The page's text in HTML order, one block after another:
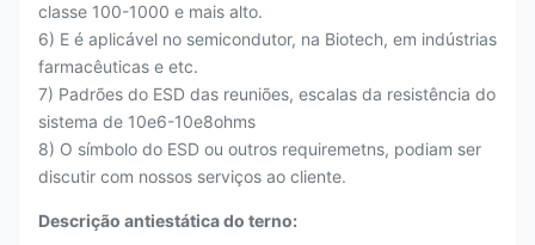
classe 100-1000 e mais alto.
6) E é aplicável no semicondutor, na Biotech, em indústrias
farmacêuticas e etc.
7) Padrões do ESD das reuniões, escalas da resistência do
sistema de 10e6-10e8ohms
8) O símbolo do ESD ou outros requiremetns, podiam ser
discutir com nossos serviços ao cliente.
Descrição antiestática do terno: